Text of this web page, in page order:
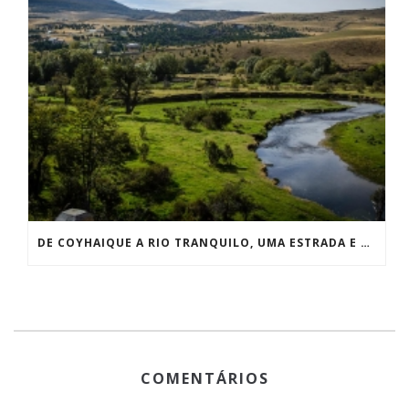
DE COYHAIQUE A RIO TRANQUILO, UMA ESTRADA E MUITAS LIÇÕES
COMENTÁRIOS